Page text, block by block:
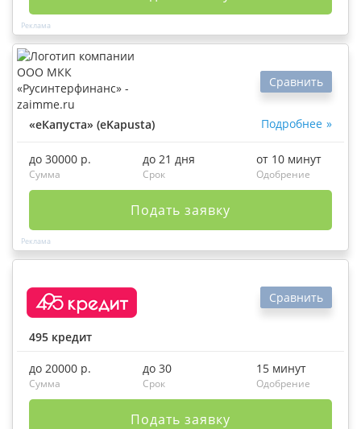
«еКапуста» (eKapusta) Подробнее
Сравнить
до 30000 р.
Сумма
до 21 дня
Срок
от 10 минут
Одобрение
Подать заявку
495 кредит
Сравнить
до 20000 р.
Сумма
до 30
Срок
15 минут
Одобрение
Подать заявку